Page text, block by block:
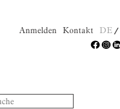
DE
Kontakt
Anmelden